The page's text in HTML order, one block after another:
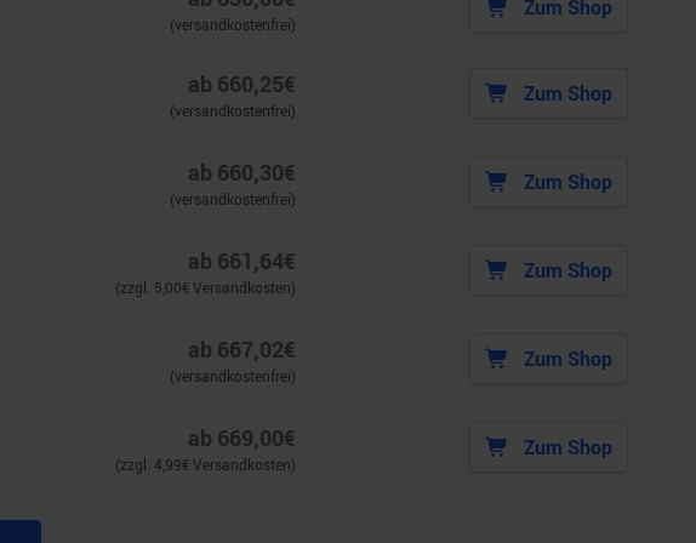
(versandkostenfrei)
Zum Shop
ab 660,25€
(versandkostenfrei)
Zum Shop
ab 660,30€
(versandkostenfrei)
Zum Shop
ab 661,64€
(zzgl. 5,00€ Versandkosten)
Zum Shop
ab 667,02€
(versandkostenfrei)
Zum Shop
ab 669,00€
(zzgl. 4,99€ Versandkosten)
Zum Shop